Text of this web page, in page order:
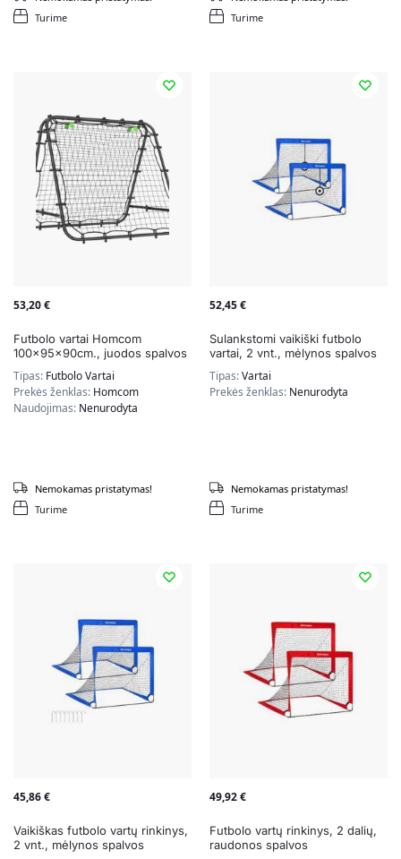
Turime
Turime
53,20€
Futbolo vartai Homcom
100x95x90cm., juodos spalvos
Tipas: Futbolo Vartai
Prekės ženklas: Homcom
Naudojimas: Nenurodyta
Turime
Nemokamas pristatymas!
52,45€
Sulankstomi vaikiški futbolo
vartai, 2 vnt., mėlynos spalvos
Tipas:Vartai
Prekės ženklas: Nenurodyta
Turime
Nemokamas pristatymas!
45,86€
Vaikiškas futbolo vartų rinkinys,
2 vnt., mėlynos spalvos
49,92€
Futbolo vartų rinkinys, 2 dalių,
raudonos spalvos